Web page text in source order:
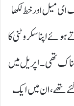
ای میل اور خط لکھا
اپنا سکروٹنی کا
تھی۔ اپریل میں
تھے، ان میں ایک